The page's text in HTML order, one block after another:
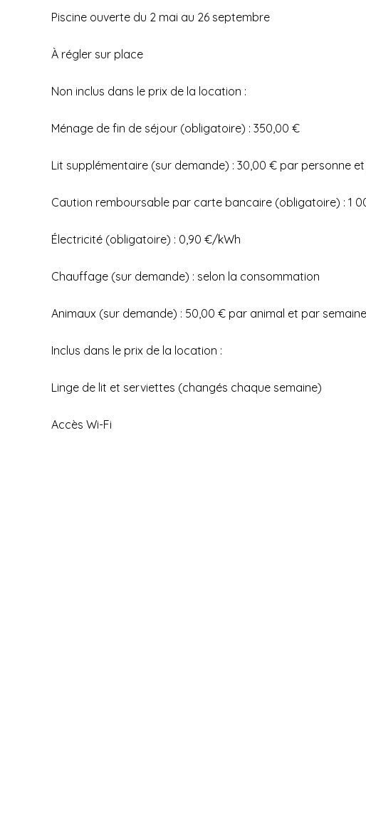
Piscine ouverte du 2 mai au 26 septembre
À régler sur place
Non inclus dans le prix de la location :
Ménage de fin de séjour (obligatoire) : 350,00 €
Lit supplémentaire (sur demande) : 30,00 € par personne
Caution remboursable par carte bancaire (obligatoire) : 1
Électricité (obligatoire) : 0,90 €/kWh
Chauffage (sur demande) : selon la consommation
Animaux (sur demande) : 50,00 € par animal et par semaine
Inclus dans le prix de la location :
Linge de lit et serviettes (changés chaque semaine)
Accès Wi-Fi